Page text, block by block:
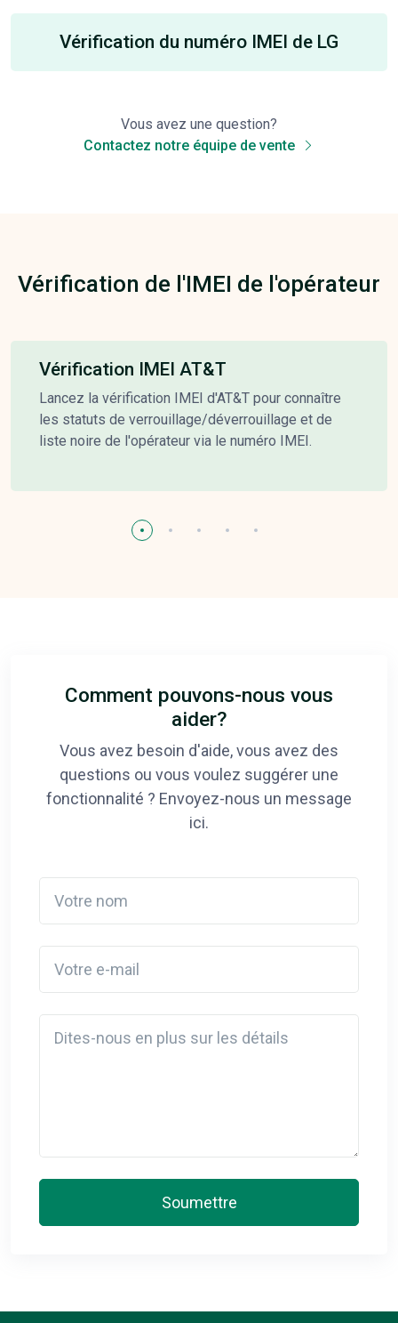
Vérification du numéro IMEI de LG
Vous avez une question?
Contactez notre équipe de vente
Vérification de l'IMEI de l'opérateur
Vérification IMEI AT&T
Lancez la vérification IMEI d'AT&T pour connaître
les statuts de verrouillage/déverrouillage et de
liste noire de l'opérateur via le numéro IMEI.
Comment pouvons-nous vous
aider?
Vous avez besoin d'aide, vous avez des
questions ou vous voulez suggérer une
fonctionnalité ? Envoyez-nous un message
ici.
Soumettre